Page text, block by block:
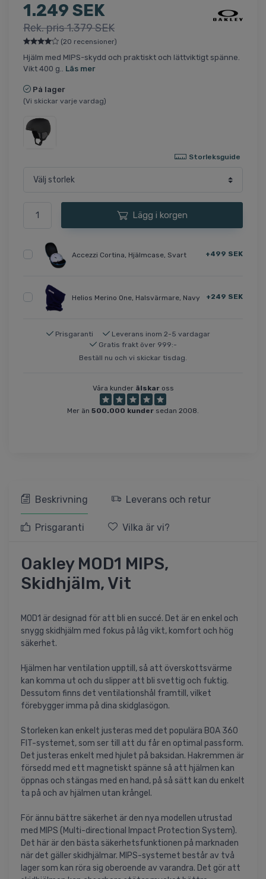
1.249 SEK
Rek. pris 1.379 SEK
(20 recensioner)
Hjälm med MIPS-skydd och praktiskt och lättviktigt spänne.
Vikt 400 g.. Läs mer
På lager
(Vi skickar varje vardag)
Storleksguide
Lägg i korgen
Accezzi Cortina, Hjälmcase, Svart +499 SEK
Helios Merino One, Halsvärmare, Navy +249 SEK
Prisgaranti
Leverans inom 2-5 vardagar
Gratis frakt över 999:-
Beställ nu och vi skickar tisdag.
Våra kunder älskaross
Mer än 500.000 kunder sedan 2008.
Beskrivning Leverans och retur
Prisgaranti Vilka är vi?
Oakley MOD1 MIPS,
Skidhjälm, Vit
MOD1 är designad för att bli en succé. Det är en enkel och
snygg skidhjälm med fokus på låg vikt, komfort och hög
säkerhet.
Hjälmen har ventilation upptill, så att överskottsvärme
kan komma ut och du slipper att bli svettig och fuktig.
Dessutom finns det ventilationshål framtill, vilket
förebygger imma på dina skidglasögon.
Storleken kan enkelt justeras med det populära BOA 360
FIT-systemet, som ser till att du får en optimal passform.
Det justeras enkelt med hjulet på baksidan. Hakremmen är
försedd med ett magnetiskt spänne så att hjälmen kan
öppnas och stängas med en hand, på så sätt kan du enkelt
ta på och av hjälmen utan krångel.
För ännu bättre säkerhet är den nya modellen utrustad
med MIPS (Multi-directional Impact Protection System).
Det här är den bästa säkerhetsfunktionen på marknaden
när det gäller skidhjälmar. MIPS-systemet består av två
lager som kan röra sig oberoende av varandra. Det gör att